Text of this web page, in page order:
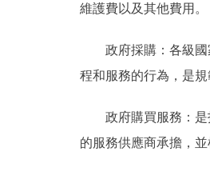
維護費以及其他費用。
政府採購：各級國家
程和服務的行為，是
政府購買服務：是指
的服務供應商承擔，